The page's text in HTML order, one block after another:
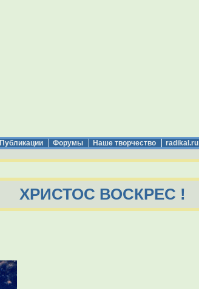
Публикации Форумы Наше творчество radikal.ru
ХРИСТОС ВОСКРЕС !